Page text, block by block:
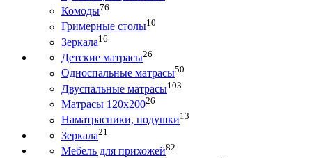
Комоды76
Гримерные столы10
Зеркала16
Детские матрасы26
Односпальные матрасы50
Двуспальные матрасы103
Матрасы 120х20026
Наматрасники, подушки13
Зеркала21
Мебель для прихожей82